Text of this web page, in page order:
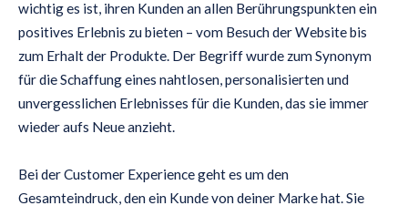
wichtig es ist, ihren Kunden an allen Berührungspunkten ein
positives Erlebnis zu bieten – vom Besuch der Website bis
zum Erhalt der Produkte. Der Begriff wurde zum Synonym
für die Schaffung eines nahtlosen, personalisierten und
unvergesslichen Erlebnisses für die Kunden, das sie immer
wieder aufs Neue anzieht.
Bei der Customer Experience geht es um den
Gesamteindruck, den ein Kunde von deiner Marke hat. Sie